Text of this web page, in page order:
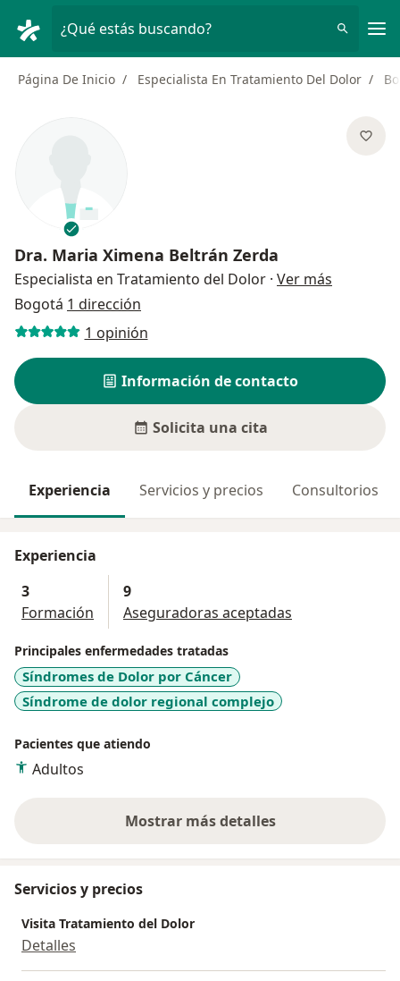
¿Qué estás buscando?
Página De Inicio Especialista En Tratamiento Del Dolor
Dra. Maria Ximena Beltrán Zerda
Especialista en Tratamiento del Dolor · Ver más
Bogotá 1 dirección
1 opinión
Información de contacto
Solicita una cita
Experiencia Servicios y precios Consultorios
Experiencia
3
Formación
9
Aseguradoras aceptadas
Principales enfermedades tratadas
Síndromes de Dolor por Cáncer
Síndrome de dolor regional complejo
Pacientes que atiendo
Adultos
Mostrar más detalles
sobre la experiencia
Servicios y precios
Visita Tratamiento del Dolor
Detalles